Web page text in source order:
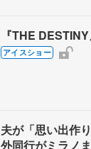
『THE
アイスショー
夫が「思い出作
外同行がミラノ